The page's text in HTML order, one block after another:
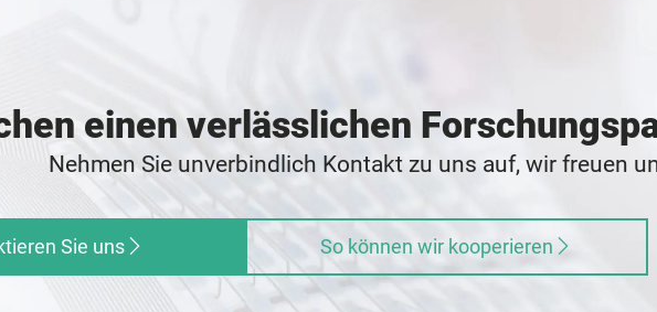
einen verlässlichen
Nehmen Sie unverbindlich Kontakt zu uns auf, wir freuen
Sie uns So können wir kooperieren